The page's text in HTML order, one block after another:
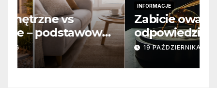
INFORMACJE
Zabicie owada a
odpowiedzialność karna –
jak wygląda to w praktyce?
19 PAŹDZIERNIKA, 2025